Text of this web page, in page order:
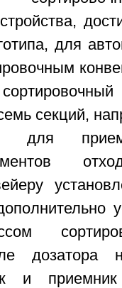
для
секций,
для
дозатора
и приемник